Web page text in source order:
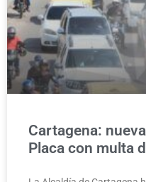
Cartagena:
Placa con multa